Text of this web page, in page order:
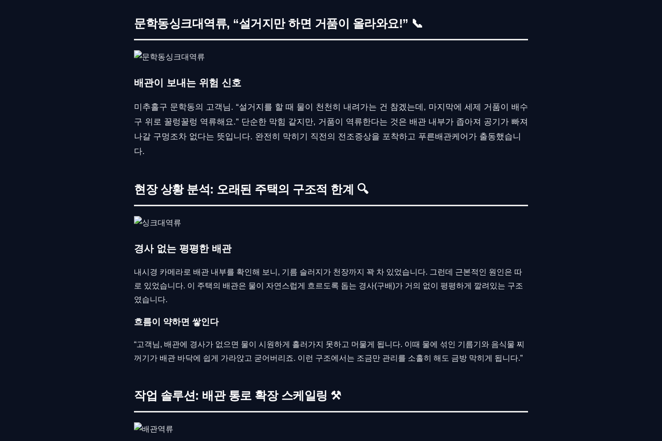
문학동싱크대역류, “설거지만 하면 거품이 올라와요!” 📞
배관이 보내는 위험 신호
미추홀구 문학동의 고객님. “설거지를 할 때 물이 천천히 내려가는 건 참겠는데, 마지막에 세제 거품이 배수
구 위로 꿀렁꿀렁 역류해요.” 단순한 막힘 같지만, 거품이 역류한다는 것은 배관 내부가 좁아져 공기가 빠져
나갈 구멍조차 없다는 뜻입니다. 완전히 막히기 직전의 전조증상을 포착하고 푸른배관케어가 출동했습니
다.
현장 상황 분석: 오래된 주택의 구조적 한계 🔍
경사 없는 평평한 배관
내시경 카메라로 배관 내부를 확인해 보니, 기름 슬러지가 천장까지 꽉 차 있었습니다. 그런데 근본적인 원인은 따
로 있었습니다. 이 주택의 배관은 물이 자연스럽게 흐르도록 돕는 경사(구배)가 거의 없이 평평하게 깔려있는 구조
였습니다.
흐름이 약하면 쌓인다
“고객님, 배관에 경사가 없으면 물이 시원하게 흘러가지 못하고 머물게 됩니다. 이때 물에 섞인 기름기와 음식물 찌
꺼기가 배관 바닥에 쉽게 가라앉고 굳어버리죠. 이런 구조에서는 조금만 관리를 소홀히 해도 금방 막히게 됩니다.”
작업 솔루션: 배관 통로 확장 스케일링 ⚒